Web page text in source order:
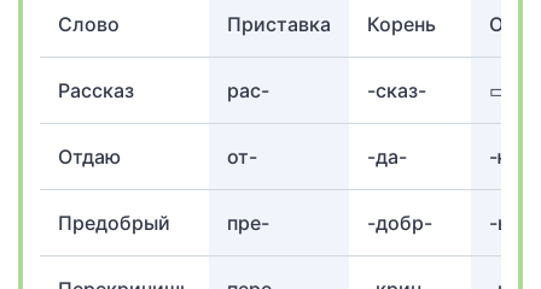
Слово Приставка Корень
Рассказ рас- -сказ- ▭
Отдаю от- -да- -ю
Предобрый пре- -добр- -ый